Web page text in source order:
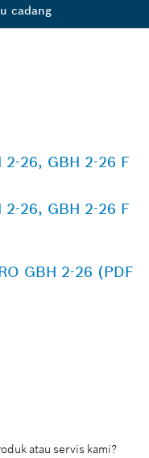
cadang
26, GBH 2-26 F
26, GBH 2-26 F
GBH 2-26 (PDF
atau servis kami?